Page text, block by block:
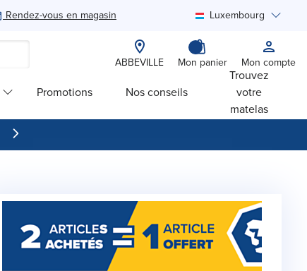
Rendez-vous en magasin Luxembourg
ABBEVILLE Mon panier Mon compte
Promotions Nos conseils
Trouvez
votre
matelas